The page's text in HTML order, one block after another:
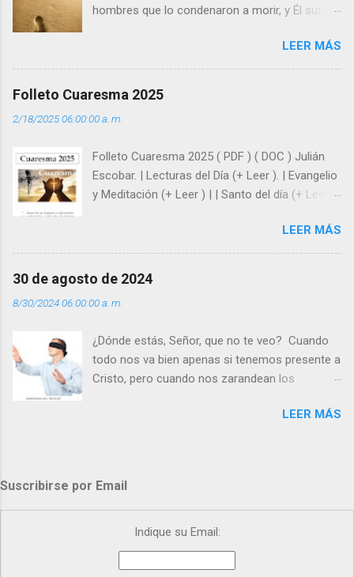
hombres que lo condenaron a morir, y Él sufrió
enseña Jesucristo? Que, si seguimos sus
huellas, sin ser superhombres, podemos
afrontar las adversidades con la fuerza y la luz
siempre está pendiente de nosotros. Amar es
y protegidos por nosotros. “ Señor, soy un
árbol sin frutos, pero tú me das la savia para
que al menos mis ramas y hojas den sombra
super hombre? - ¿Superas tu fragilidad con la
gracia de Dios? Julián Escobar. | Lecturas del
Día (+ Leer ). | Evangelio y Meditación (+ Leer ) |
LEER MÁS
Folleto Cuaresma 2025
2/18/2025 06:00:00 a. m.
Folleto Cuaresma 2025 ( PDF ) ( DOC ) Julián
Escobar. | Lecturas del Día (+ Leer ). | Evangelio
y Meditación (+ Leer ) | | Santo del día (+ Leer )
LEER MÁS
30 de agosto de 2024
8/30/2024 06:00:00 a. m.
¿Dónde estás, Señor, que no te veo? Cuando
todo nos va bien apenas si tenemos presente a
Cristo, pero cuando nos zarandean los
“¿Dónde estás, Señor, que no te veo, que me
tumba vacía, y yo estoy Resucitado. No me ves
porque lloras tus problemas y no gozas de la
vida. ¿Cómo puedes creer que Yo dejo a nadie
sólo con los dolores de la vida? Debes
resucitar conmigo. Renueva tus ojos para
LEER MÁS
Suscribirse por Email
Indique su Email: